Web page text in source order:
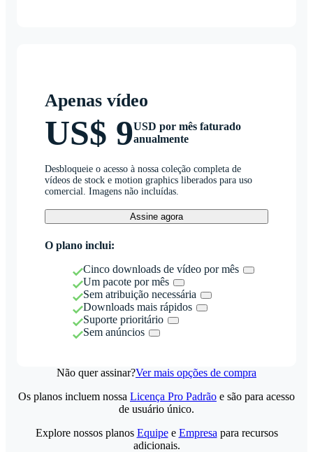
Apenas vídeo
US$ 9USD por mês faturado
anualmente
Desbloqueie o acesso à nossa coleção completa de
vídeos de stock e motion graphics liberados para uso
comercial. Imagens não incluídas.
Assine agora
O plano inclui:
Cinco downloads de vídeo por mês
Um pacote por mês
Sem atribuição necessária
Downloads mais rápidos
Suporte prioritário
Sem anúncios
Não quer assinar?Ver mais opções de compra
Os planos incluem nossa Licença Pro Padrão e são para acesso
de usuário único.
Explore nossos planos Equipee Empresa para recursos
adicionais.